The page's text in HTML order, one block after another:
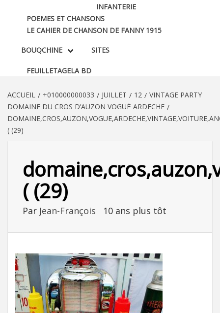
INFANTERIE
POEMES ET CHANSONS
LE CAHIER DE CHANSON DE FANNY 1915
BOUQCHINE
FEUILLETAGELA BD
SITES
ACCUEIL +010000000033 JUILLET 12
VINTAGE PARTY
DOMAINE DU CROS D’AUZON VOGUË ARDECHE
( (29)
( (29)
Par Jean-François 10 ans plus tôt